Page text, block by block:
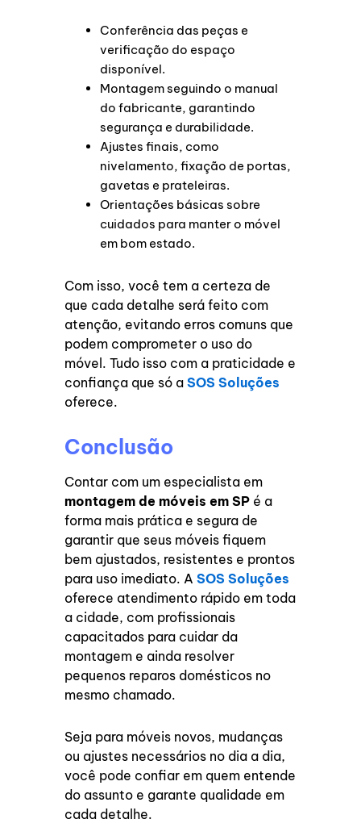
Conferência das peças e
verificação do espaço
disponível.
Montagem seguindo o manual
do fabricante, garantindo
segurança e durabilidade.
Ajustes finais, como
nivelamento, fixação de portas,
gavetas e prateleiras.
Orientações básicas sobre
cuidados para manter o móvel
em bom estado.
Com isso, você tem a certeza de
que cada detalhe será feito com
atenção, evitando erros comuns que
podem comprometer o uso do
móvel. Tudo isso com a praticidade e
confiança que só aSOS Soluções
oferece.
Conclusão
Contar com um especialista em
montagem de móveis em SP é a
forma mais prática e segura de
garantir que seus móveis fiquem
bem ajustados, resistentes e prontos
para uso imediato. ASOS Soluções
oferece atendimento rápido em toda
a cidade, com profissionais
capacitados para cuidar da
montagem e ainda resolver
pequenos reparos domésticos no
mesmo chamado.
Seja para móveis novos, mudanças
ou ajustes necessários no dia a dia,
você pode confiar em quem entende
do assunto e garante qualidade em
cada detalhe.